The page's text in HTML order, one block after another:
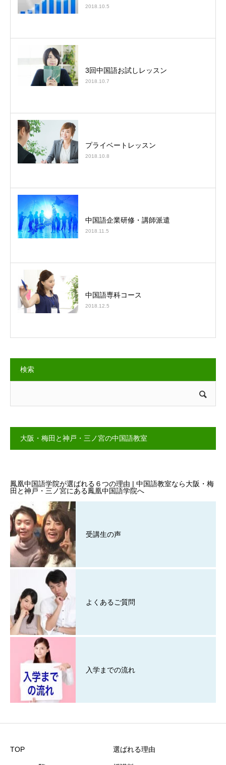
2018.10.5
3回中国語お試しレッスン
2018.10.7
プライベートレッスン
2018.10.8
中国語企業研修・講師派遣
2018.11.5
中国語専科コース
2018.12.5
検索
大阪・梅田と神戸・三ノ宮の中国語教室
鳳凰中国語学院が選ばれる６つの理由 | 中国語教室なら大阪・梅
田と神戸・三ノ宮にある鳳凰中国語学院へ
受講生の声
よくあるご質問
入学までの流れ
TOP 選ばれる理由